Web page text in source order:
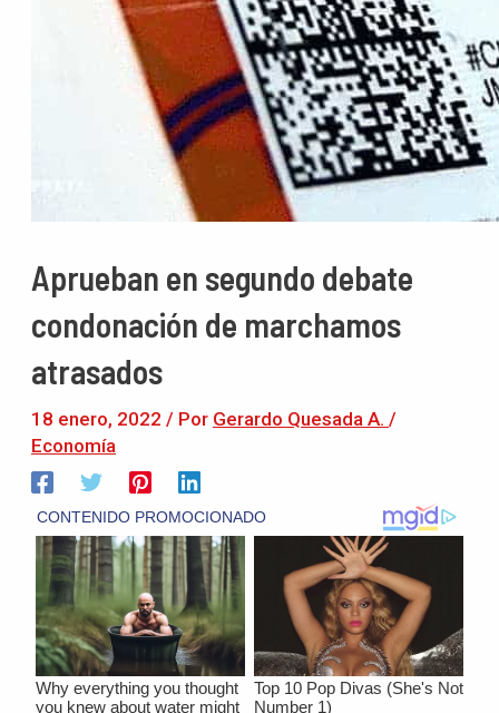
Aprueban en segundo debate
condonación de marchamos
atrasados
18 enero, 2022 / Por Gerardo Quesada A. /
Economía